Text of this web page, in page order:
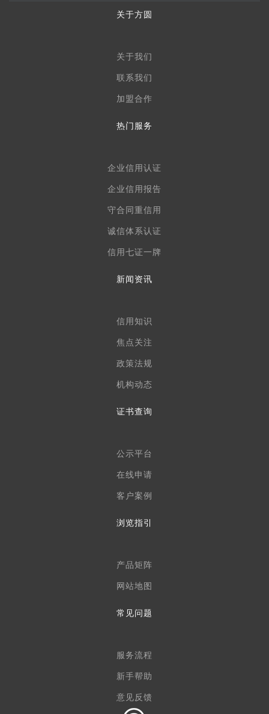
关于方圆
关于我们
联系我们
加盟合作
热门服务
企业信用认证
企业信用报告
守合同重信用
诚信体系认证
信用七证一牌
新闻资讯
信用知识
焦点关注
政策法规
机构动态
证书查询
公示平台
在线申请
客户案例
浏览指引
产品矩阵
网站地图
常见问题
服务流程
新手帮助
意见反馈